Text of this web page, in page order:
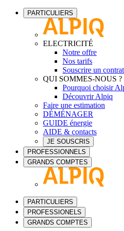
PARTICULIERS
ELECTRICITÉ
Notre offre
Nos tarifs
Souscrire un
QUI SOMMES-NOUS ?
Pourquoi choisir
Découvrir Alpiq
Faire une estimation
DÉMÉNAGER
GUIDE énergie
AIDE & contacts
JE SOUSCRIS
PROFESSIONNELS
GRANDS COMPTES
PARTICULIERS
PROFESSIONELS
GRANDS COMPTES